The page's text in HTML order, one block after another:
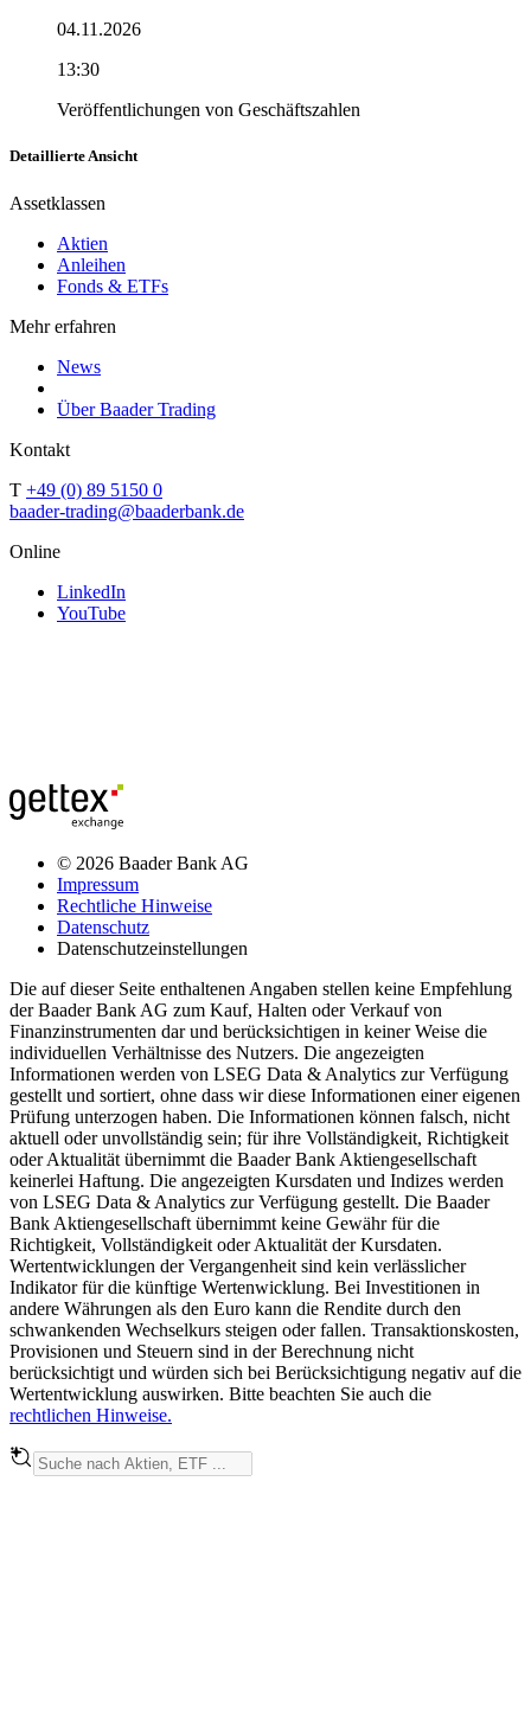
04.11.2026
13:30
Veröffentlichungen von Geschäftszahlen
Detaillierte Ansicht
Assetklassen
Aktien
Anleihen
Fonds & ETFs
Mehr erfahren
News
Über Baader Trading
Kontakt
T +49 (0) 89 5150 0
baader-trading@baaderbank.de
Online
LinkedIn
YouTube
© 2026 Baader Bank AG
Impressum
Rechtliche Hinweise
Datenschutz
Datenschutzeinstellungen
Die auf dieser Seite enthaltenen Angaben stellen keine Empfehlung
der Baader Bank AG zum Kauf, Halten oder Verkauf von
Finanzinstrumenten dar und berücksichtigen in keiner Weise die
individuellen Verhältnisse des Nutzers. Die angezeigten
Informationen werden von LSEG Data & Analytics zur Verfügung
gestellt und sortiert, ohne dass wir diese Informationen einer eigenen
Prüfung unterzogen haben. Die Informationen können falsch, nicht
aktuell oder unvollständig sein; für ihre Vollständigkeit, Richtigkeit
oder Aktualität übernimmt die Baader Bank Aktiengesellschaft
keinerlei Haftung. Die angezeigten Kursdaten und Indizes werden
von LSEG Data & Analytics zur Verfügung gestellt. Die Baader
Bank Aktiengesellschaft übernimmt keine Gewähr für die
Richtigkeit, Vollständigkeit oder Aktualität der Kursdaten.
Wertentwicklungen der Vergangenheit sind kein verlässlicher
Indikator für die künftige Wertenwicklung. Bei Investitionen in
andere Währungen als den Euro kann die Rendite durch den
schwankenden Wechselkurs steigen oder fallen. Transaktionskosten,
Provisionen und Steuern sind in der Berechnung nicht
berücksichtigt und würden sich bei Berücksichtigung negativ auf die
Wertentwicklung auswirken. Bitte beachten Sie auch die
rechtlichen Hinweise.